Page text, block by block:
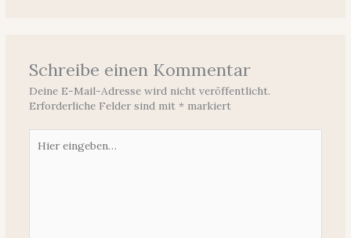
Schreibe einen Kommentar
Deine E-Mail-Adresse wird nicht veröffentlicht.
Erforderliche Felder sind mit *markiert
eingeben…